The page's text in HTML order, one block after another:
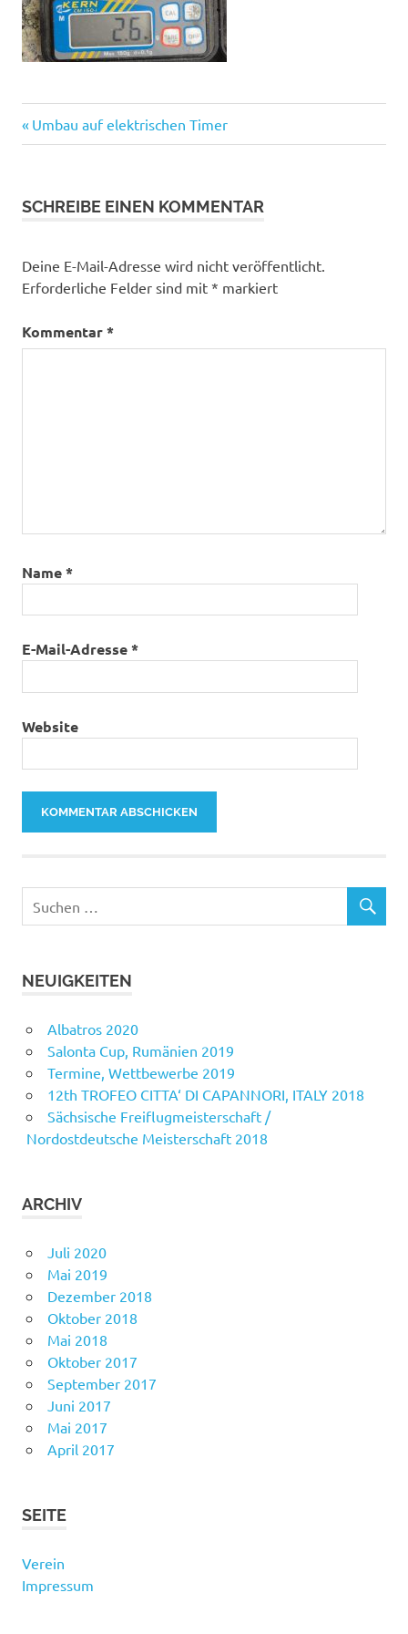
Beitragsnavigation
Vorheriger
Beitrag:
Umbau auf elektrischen Timer
SCHREIBE EINEN KOMMENTAR
Deine E-Mail-Adresse wird nicht veröffentlicht.
Erforderliche Felder sind mit * markiert
Kommentar*
Name*
E-Mail-Adresse*
Website
NEUIGKEITEN
Albatros 2020
Salonta Cup, Rumänien 2019
Termine, Wettbewerbe 2019
12th TROFEO CITTA‘ DI CAPANNORI, ITALY 2018
Sächsische Freiflugmeisterschaft /
Nordostdeutsche Meisterschaft 2018
ARCHIV
Juli 2020
Mai 2019
Dezember 2018
Oktober 2018
Mai 2018
Oktober 2017
September 2017
Juni 2017
Mai 2017
April 2017
SEITE
Verein
Impressum